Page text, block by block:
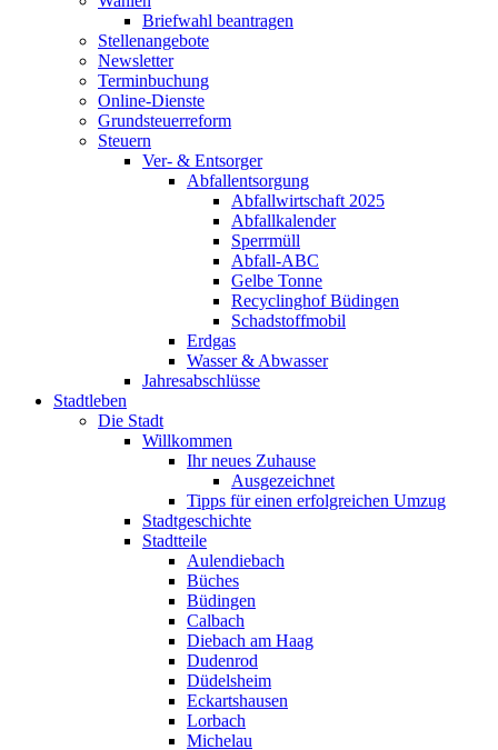
Briefwahl beantragen
Stellenangebote
Newsletter
Terminbuchung
Online-Dienste
Grundsteuerreform
Steuern
Ver- & Entsorger
Abfallentsorgung
Abfallwirtschaft 2025
Abfallkalender
Sperrmüll
Abfall-ABC
Gelbe Tonne
Recyclinghof Büdingen
Schadstoffmobil
Erdgas
Wasser & Abwasser
Jahresabschlüsse
Stadtleben
Die Stadt
Willkommen
Ihr neues Zuhause
Ausgezeichnet
Tipps für einen erfolgreichen Umzug
Stadtgeschichte
Stadtteile
Aulendiebach
Büches
Büdingen
Calbach
Diebach am Haag
Dudenrod
Düdelsheim
Eckartshausen
Lorbach
Michelau